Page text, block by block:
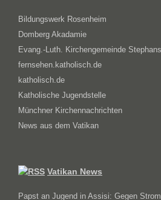
Bildungswerk Rosenheim
Domberg Akadamie
Evang.-Luth. Kirchengemeinde
fernsehen.katholisch.de
katholisch.de
Katholische Jugendstelle
Münchner Kirchennachrichten
News aus dem Vatikan
Vatikan News
Papst an Jugend in Assisi: Gegen